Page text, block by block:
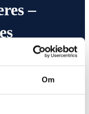
Om
–
forlænges